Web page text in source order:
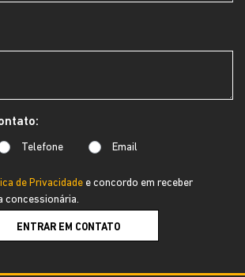
Telefone Email
de Privacidade e concordo em receber
concessionária.
ENTRAR EM CONTATO